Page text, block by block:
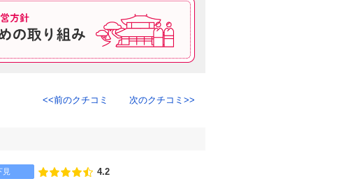
次のクチコミ
前のクチコミ
見 点数
4.2